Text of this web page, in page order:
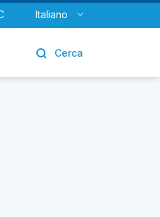
Italiano
Cerca